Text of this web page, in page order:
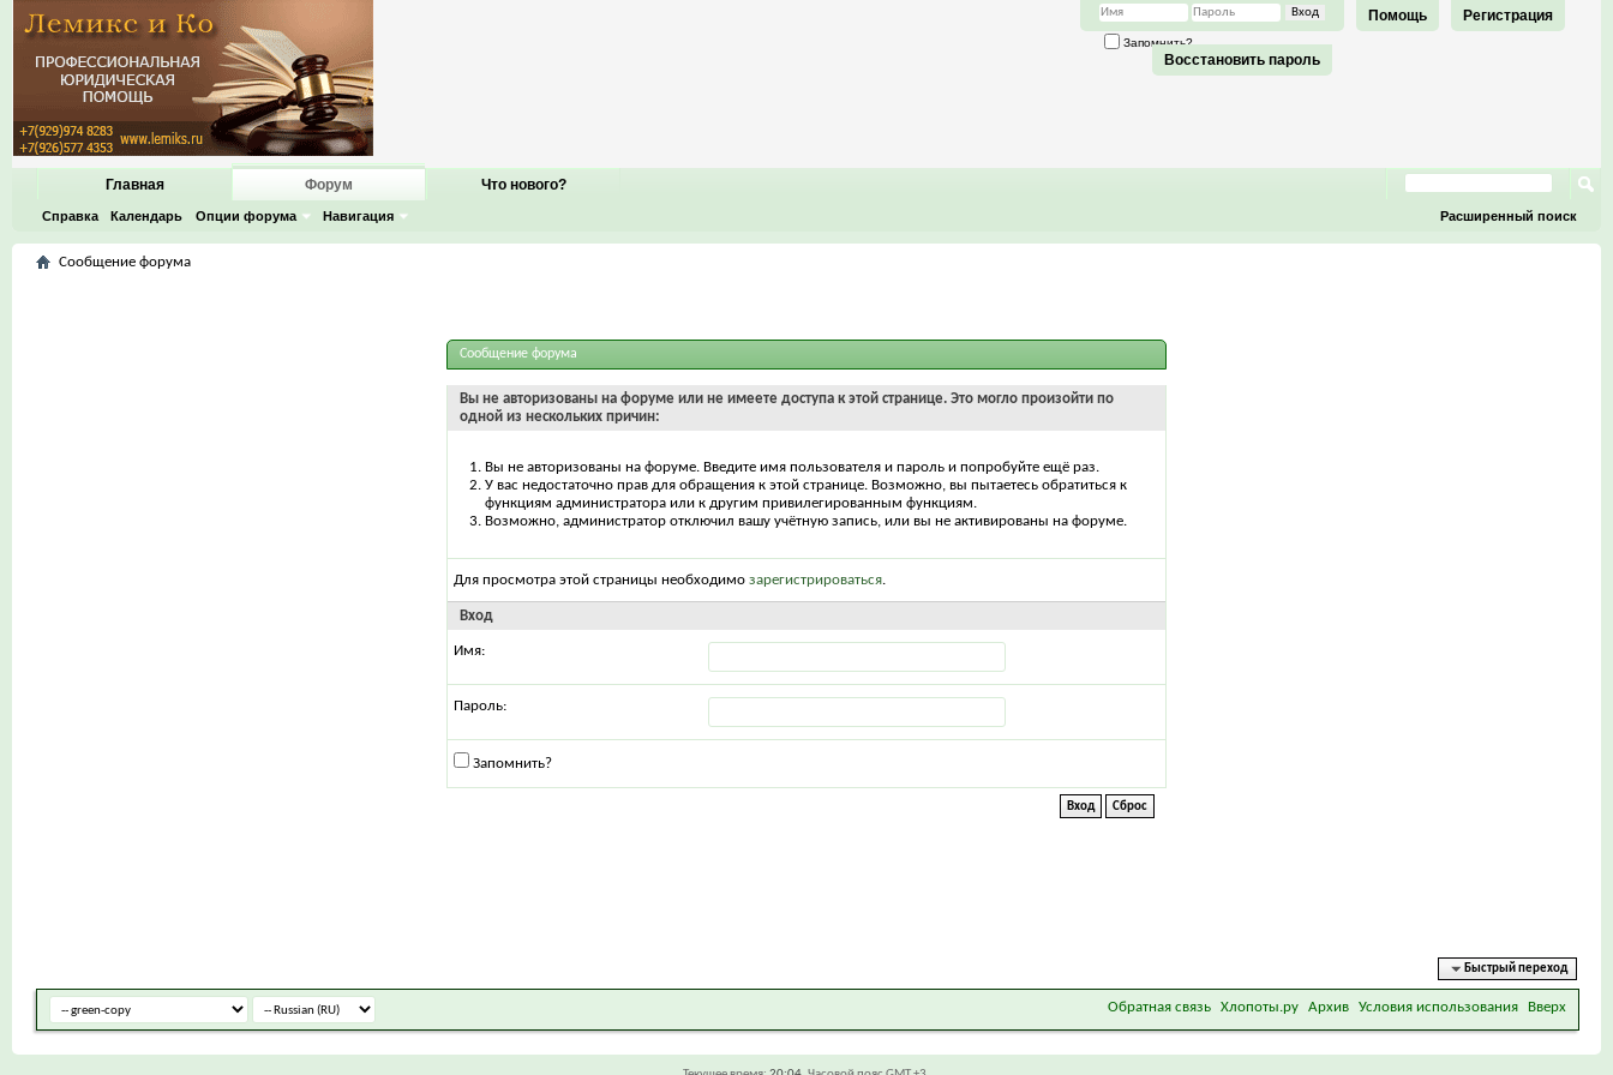
Регистрация
Помощь
Запомнить?
Восстановить пароль
Главная Форум
Справка Календарь Опции форума Навигация
Что нового?
Расширенный поиск
Сообщение форума
Сообщение форума
Вы не авторизованы на форуме или не имеете доступа к этой странице. Это могло произойти по
одной из нескольких причин:
Вы не авторизованы на форуме. Введите имя пользователя и пароль и попробуйте ещё раз.
У вас недостаточно прав для обращения к этой странице. Возможно, вы пытаетесь обратиться к
функциям администратора или к другим привилегированным функциям.
Возможно, администратор отключил вашу учётную запись, или вы не активированы на форуме.
Для просмотра этой страницы необходимо зарегистрироваться.
Вход
Имя:
Пароль:
Запомнить?
Быстрый переход
Обратная связь Хлопоты.ру Архив Условия использования Вверх